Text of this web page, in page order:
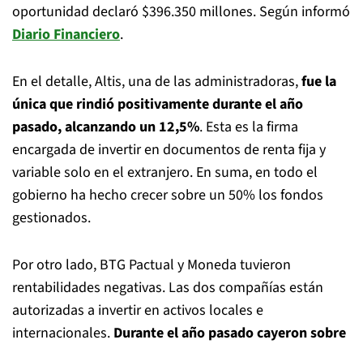
oportunidad declaró $396.350 millones. Según informó
Diario Financiero.
En el detalle, Altis, una de las administradoras,fue la
única que rindió positivamente durante el año
pasado, alcanzando un 12,5%. Esta es la firma
encargada de invertir en documentos de renta fija y
variable solo en el extranjero. En suma, en todo el
gobierno ha hecho crecer sobre un 50% los fondos
gestionados.
Por otro lado, BTG Pactual y Moneda tuvieron
rentabilidades negativas. Las dos compañías están
autorizadas a invertir en activos locales e
internacionales. Durante el año pasado cayeron sobre